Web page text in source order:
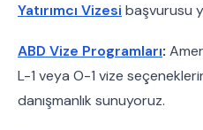
Yatırımcı Vizesi başvurusu
ABD Vize Programları:
L-1 veya O-1 vize
danışmanlık sunuyoruz.